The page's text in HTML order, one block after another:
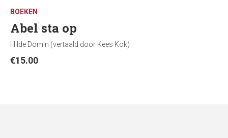
BOEKEN
Abel sta op
Hilde Domin (vertaald door Kees Kok)
€15.00